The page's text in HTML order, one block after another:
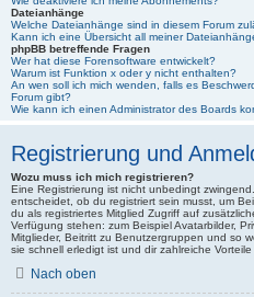
Dateianhänge
Welche Dateianhänge sind in diesem Forum
Kann ich eine Übersicht all meiner
phpBB betreffende Fragen
Wer hat diese Forensoftware entwickelt?
Warum ist Funktion x oder y nicht enthalten?
An wen soll ich mich wenden, falls es
Forum gibt?
Wie kann ich einen Administrator des Boards
Registrierung und
Wozu muss ich mich registrieren?
Eine Registrierung ist nicht unbedingt
entscheidet, ob du registriert sein musst, um
du als registriertes Mitglied Zugriff auf
Verfügung stehen: zum Beispiel Avatarbilder,
Mitglieder, Beitritt zu Benutzergruppen und so
sie schnell erledigt ist und dir zahlreiche Vorteile
Nach oben